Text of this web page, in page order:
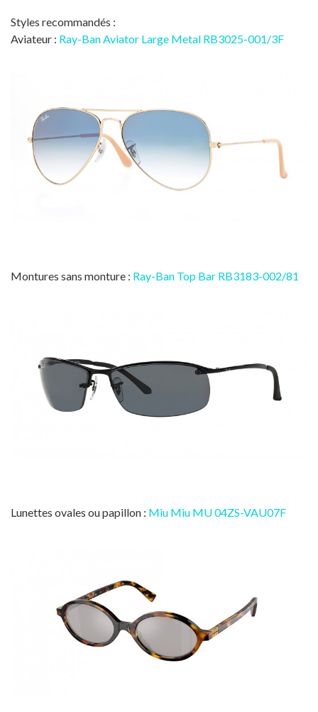
Styles recommandés :
Aviateur : Ray-Ban Aviator Large Metal RB3025-001/3F
Montures sans monture : Ray-Ban Top Bar RB3183-002/81
Lunettes ovales ou papillon : Miu Miu MU 04ZS-VAU07F